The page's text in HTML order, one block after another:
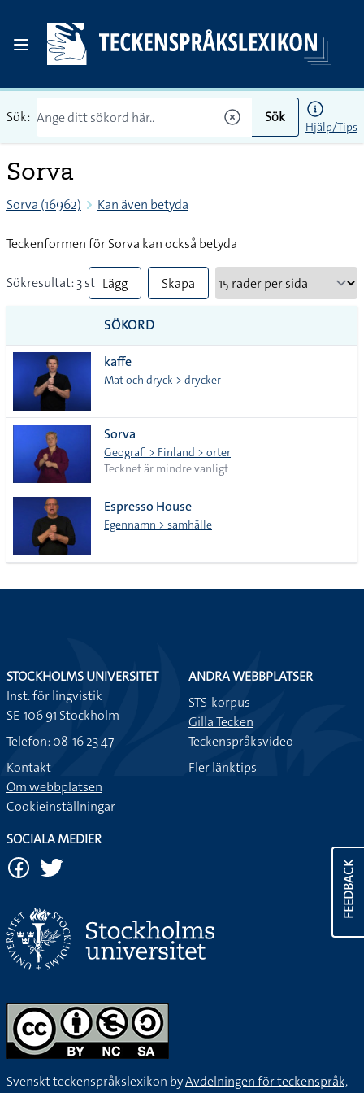
Sök: Sök
Hjälp/Tips
Sorva
Sorva (16962) Kan även betyda
Teckenformen för Sorva kan också betyda
Sökresultat: 3 st Lägg
till
alla i
lista
Skapa
SÖKORD
kaffe
Mat och dryck > drycker
Sorva
Geografi > Finland > orter
Tecknet är mindre vanligt
Espresso House
Egennamn > samhälle
FEEDBACK
STOCKHOLMS UNIVERSITET
Inst. för lingvistik
SE-106 91 Stockholm
Telefon: 08-16 23 47
Kontakt
Om webbplatsen
Cookieinställningar
ANDRA WEBBPLATSER
STS-korpus
Gilla Tecken
Teckenspråksvideo
Fler länktips
SOCIALA MEDIER
Svenskt teckenspråkslexikon byAvdelningen för teckenspråk,